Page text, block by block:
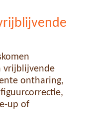
vrijblijvende
ontharing,
up of